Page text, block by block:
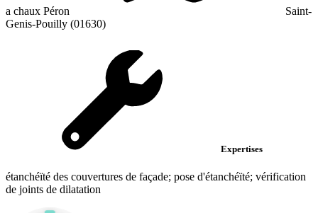
a chaux Péron
Saint-
Genis-Pouilly (01630)
Expertises
étanchéïté des couvertures de façade; pose d'étanchéïté; vérification
de joints de dilatation